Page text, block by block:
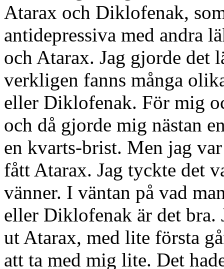
Atarax och Diklofenak,
antidepressiva med andra
och Atarax. Jag gjorde det
verkligen fanns många
eller Diklofenak. För mig
och då gjorde mig nästan
en kvarts-brist. Men jag
fått Atarax. Jag tyckte det
vänner. I väntan på vad
eller Diklofenak är det bra.
ut Atarax, med lite första
att ta med mig lite. Det